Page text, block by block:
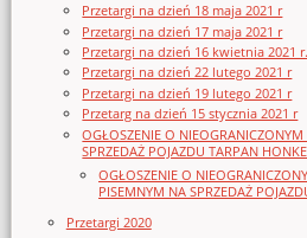
Przetargi na dzień 18 maja 2021 r
Przetargi na dzień 17 maja 2021 r
Przetargi na dzień 16 kwietnia 2021 r.
Przetargi na dzień 22 lutego 2021 r
Przetargi na dzień 19 lutego 2021 r
Przetarg na dzień 15 stycznia 2021 r
OGŁOSZENIE O
SPRZEDAŻ POJAZDU TARPAN
OGŁOSZENIE O
PISEMNYM NA SPRZEDAŻ
Przetargi 2020